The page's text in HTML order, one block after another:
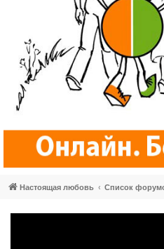
Настоящая любовь Список